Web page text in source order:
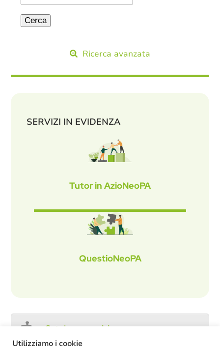
Ricerca avanzata
SERVIZI IN EVIDENZA
Tutor in AzioNeoPA
QuestioNeoPA
Catalogo servizi
Utilizziamo i cookie